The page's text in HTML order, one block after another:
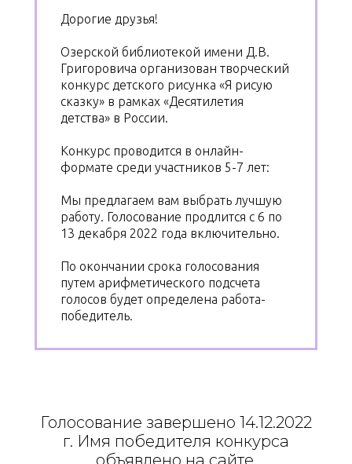
Дорогие друзья!
Озерской библиотекой имени Д.В.
Григоровича организован творческий
конкурс детского рисунка «Я рисую
сказку» в рамках «Десятилетия
детства» в России.
Конкурс проводится в онлайн-
формате среди участников 5-7 лет:
Мы предлагаем вам выбрать лучшую
работу. Голосование продлится с 6 по
13 декабря 2022 года включительно.
По окончании срока голосования
путем арифметического подсчета
голосов будет определена работа-
победитель.
Голосование завершено 14.12.2022
г. Имя победителя конкурса
объявлено на сайте.